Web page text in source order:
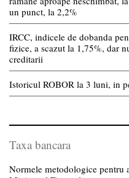
un punct, la 2,2%
IRCC, indicele de dobanda
fizice, a scazut la 1,75%, dar
creditarii
Istoricul ROBOR la 3 luni, in
Taxa bancara
Normele metodologice pentru